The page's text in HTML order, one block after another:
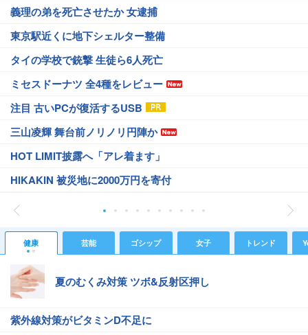
義理の弟を死亡させたか 女逮捕
東京駅近くに地下シェルター整備
タイの学校で銃撃 生徒ら6人死亡
ミセスドーナツ 全4種をレビュー
注目 古いPCが復活するUSB
三山凌輝 舞台前ノリノリ円陣か
HOT LIMIT披露へ「アレ着ます」
HIKAKIN 被災地に2000万円を寄付
健康 芸能 ゴシップ 女子 トレンド
夏のむくみ対策 ツボ&反射区押し
紫外線対策がビタミンD不足に